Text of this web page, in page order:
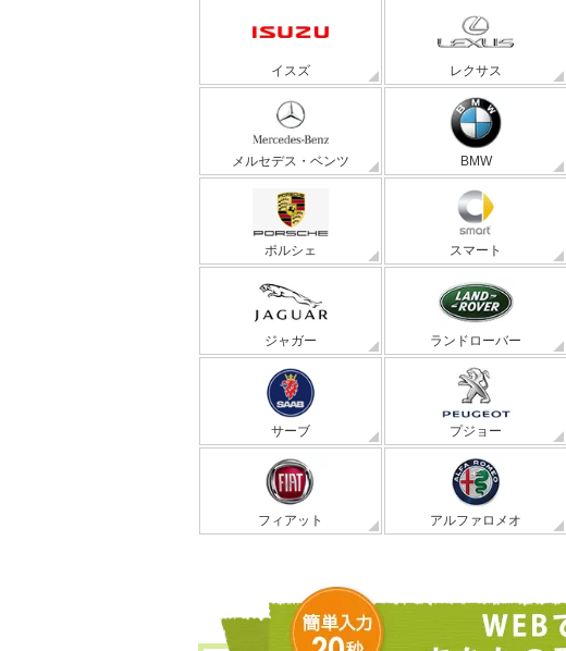
イスズ レクサス
メルセデス・ベンツ BMW
ポルシェ スマート
ジャガー ランドローバー
サーブ プジョー
フィアット アルファロメオ